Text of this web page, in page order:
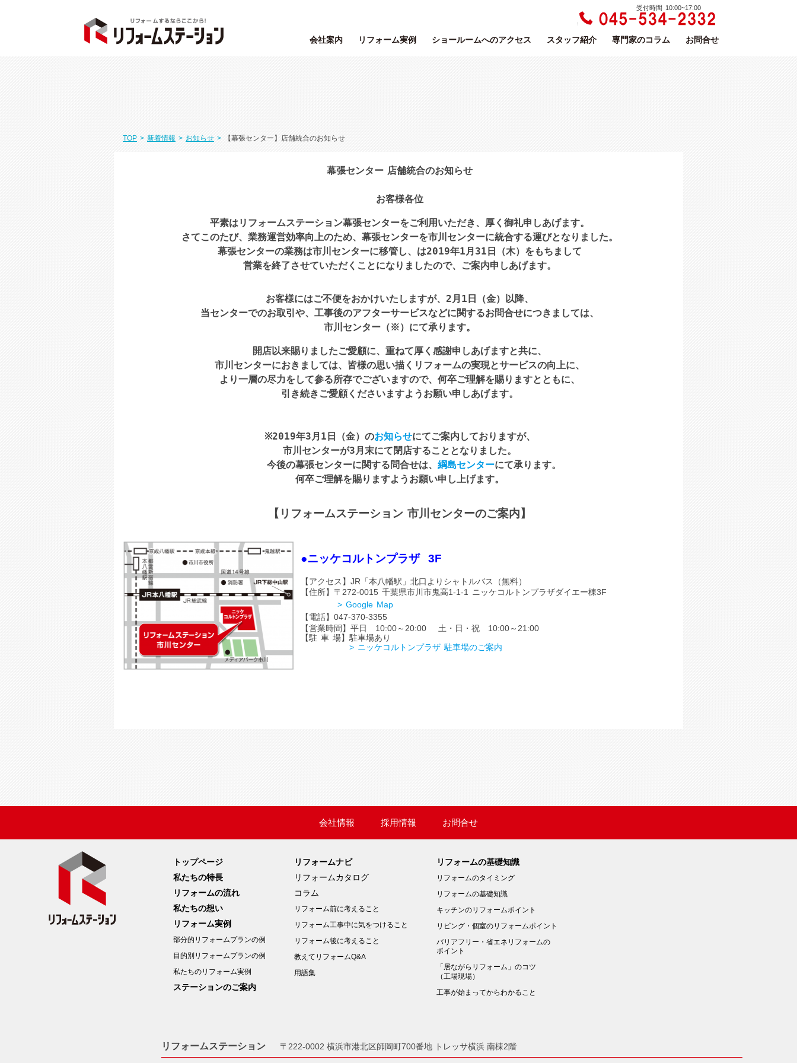
受付時間 10:00~17:00
会社案内 リフォーム実例 ショールームへのアクセス スタッフ紹介 専門家のコラム お問合せ
TOP > 新着情報 > お知らせ > 【幕張センター】店舗統合のお知らせ
幕張センター 店舗統合のお知らせ
お客様各位
平素はリフォームステーション幕張センターをご利用いただき、厚く御礼申しあげます。
さてこのたび、業務運営効率向上のため、幕張センターを市川センターに統合する運びとなりました。
幕張センターの業務は市川センターに移管し、は2019年1月31日（木）をもちまして
営業を終了させていただくことになりましたので、
ご案内申しあげます。
お客様にはご不便をおかけいたしますが、2月1日（金）以降、
当センターでのお取引や、工事後のアフターサービスなどに関するお問合せにつきましては、
市川センター（※）にて承ります。
開店以来賜りましたご愛顧に、重ねて厚く感謝申しあげますと共に、
市川センターにおきましては、皆様の思い描くリフォームの実現とサービスの向上に、
より一層の尽力をして参る所存でございますので、何卒ご理解を賜りますとともに、
引き続きご愛顧くださいますようお願い申しあげます。
※2019年3月1日（金）のお知らせにてご案内しておりますが、
市川センターが3月末にて閉店することとなりました。
今後の幕張センターに関する問合せは、 綱島センターにて承ります。
何卒ご理解を賜りますようお願い申し上げます。
【リフォームステーション 市川センターのご案内】
●ニッケコルトンプラザ 3F
【アクセス】JR「本八幡駅」北口よりシャトルバス（無料）
【住所】〒272-0015 千葉県市川市鬼高1-1-1
ニッケコルトンプラザダイエー棟3F
> Google Map
【電話】 047-370-3355
【営業時間】平日 10:00～20:00 土・日・祝 10:00～21:00
【駐 車 場】駐車場あり
> ニッケコルトンプラザ 駐車場のご案内
会社情報 採用情報 お問合せ
トップページ
私たちの特長
リフォームの流れ
私たちの想い
リフォーム実例
部分的リフォームプランの例
目的別リフォームプランの例
私たちのリフォーム実例
ステーションのご案内
リフォームナビ
リフォームカタログ
コラム
リフォーム前に考えること
リフォーム工事中に気をつけること
リフォーム後に考えること
教えてリフォームQ&A
用語集
リフォームの基礎知識
リフォームのタイミング
リフォームの基礎知識
キッチンのリフォームポイント
リビング・個室のリフォームポイント
バリアフリー・省エネリフォームの
ポイント
「居ながらリフォーム」のコツ
（工場現場）
工事が始まってからわかること
リフォームステーション 〒222-0002 横浜市港北区師岡町700番地 トレッサ横浜 南棟2階